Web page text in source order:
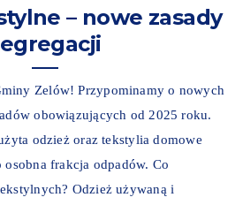
– nowe zasady
Zelów! Przypominamy o nowych
obowiązujących od 2025 roku.
odzież oraz tekstylia domowe
frakcja odpadów. Co
Odzież używaną i